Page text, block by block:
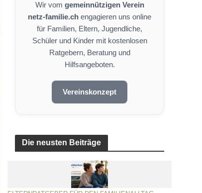
Wir vom gemeinnützigen Verein
netz-familie.ch engagieren uns online
für Familien, Eltern, Jugendliche,
Schüler und Kinder mit kostenlosen
Ratgebern, Beratung und
Hilfsangeboten.
Vereinskonzept
Die neusten Beiträge